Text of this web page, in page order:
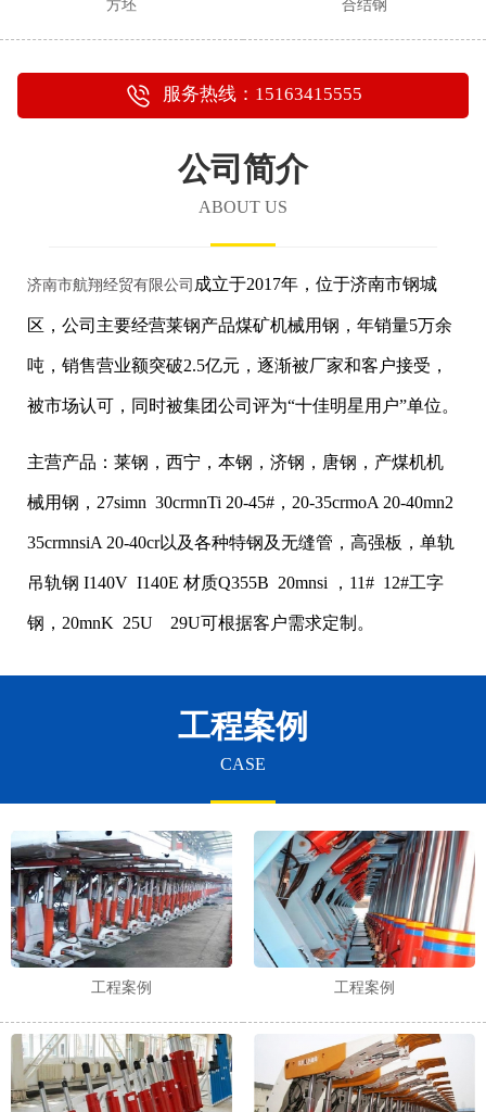
方坯 合结钢
服务热线：15163415555
公司简介
ABOUT US
济南市航翔经贸有限公司 成立于2017年，位于济南市钢城
区，公司主要经营莱钢产品煤矿机械用钢，年销量5万余
吨，销售营业额突破2.5亿元，逐渐被厂家和客户接受，
被市场认可，同时被集团公司评为“十佳明星用户”单位。
主营产品：莱钢，西宁，本钢，济钢，唐钢，产煤机机
械用钢，27simn 30crmnTi 20-45#，20-35crmoA 20-40mn2
35crmnsiA 20-40cr以及各种特钢及无缝管，高强板，单轨
吊轨钢 I140V I140E 材质Q355B 20mnsi ，11# 12#工字
钢，20mnK 25U 29U可根据客户需求定制。
工程案例
CASE
工程案例 工程案例